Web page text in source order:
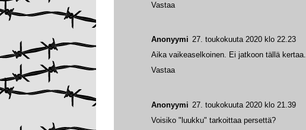
Anonyymi 27. toukokuuta 2020 klo 21.39
Voisiko "luukku" tarkoittaa persettä?
Anonyymi 27. toukokuuta 2020 klo 22.23
Aika vaikeaselkoinen. Ei jatkoon tällä kertaa.
Vastaa
Vastaa